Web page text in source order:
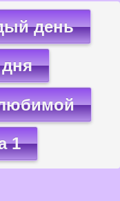
день
1